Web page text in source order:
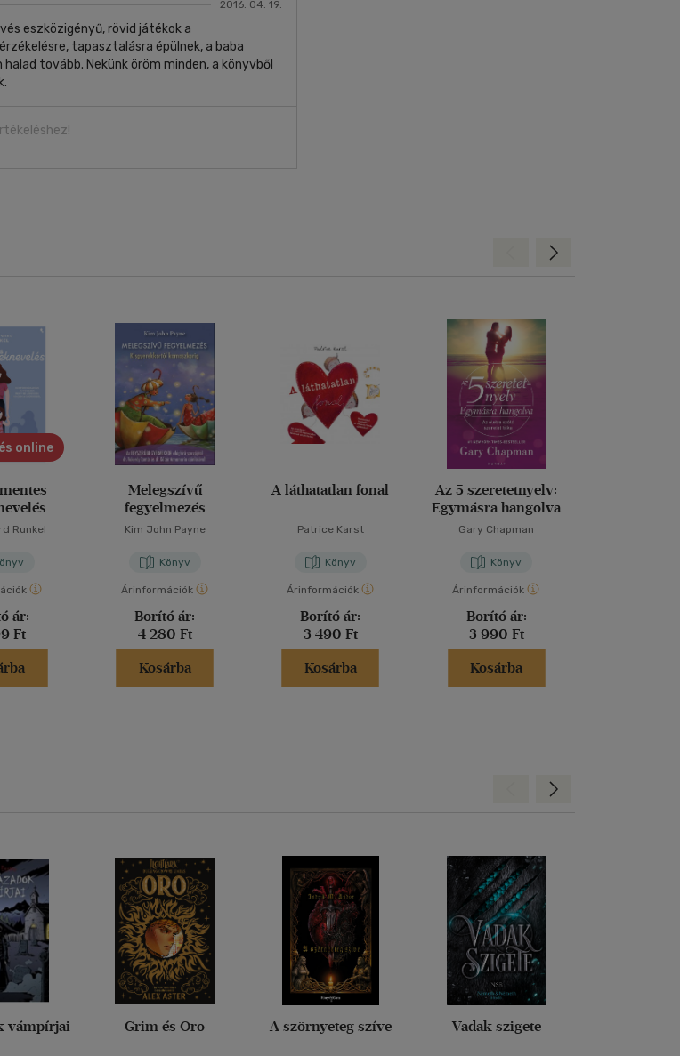
2016. 04. 19.
eszközigényű, rövid játékok a
tapasztalásra épülnek, a baba
tovább. Nekünk öröm minden, a könyvből
online
Runkel
ár:
Ft
Melegszívű
fegyelmezés
Kim John Payne
Könyv
Árinformációk
Borító ár:
4 280 Ft
Kosárba
A láthatatlan fonal
Patrice Karst
Könyv
Árinformációk
Borító ár:
3 490 Ft
Kosárba
Az 5 szeretetnyelv:
Egymásra hangolva
Gary Chapman
Könyv
Árinformációk
Borító ár:
3 990 Ft
Kosárba
Előre
vámpírjai Grim és Oro A szörnyeteg szíve Vadak szigete
Előre